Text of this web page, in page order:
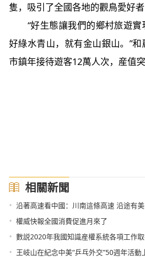
隻，吸引了全國各地的觀鳥愛好者
“好生態讓我們的鄉村旅遊實
好綠水青山，就有金山銀山。”
市鎮年接待遊客12萬人次，産值突
相關新聞
• 沿著高速看中國：川南這條高速 沿途有
• 權威快報全國消費促進月來了
• 數説2020年我國知識産權系統各項工作
• 王岐山在紀念中美“乒乓外交”50週年活動